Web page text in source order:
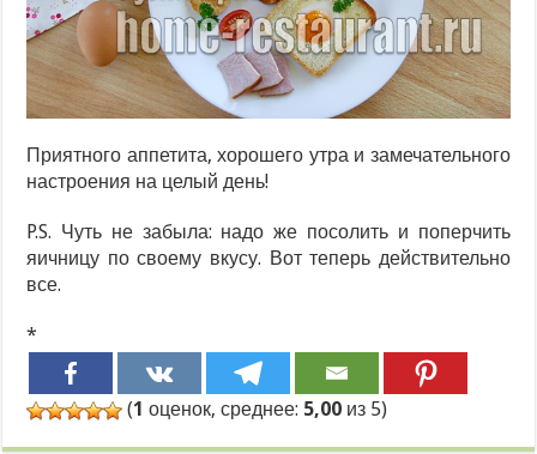
Приятного аппетита, хорошего утра и замечательного
настроения на целый день!
P.S. Чуть не забыла: надо же посолить и поперчить
яичницу по своему вкусу. Вот теперь действительно
все.
*
(1 оценок, среднее: 5,00 из 5)